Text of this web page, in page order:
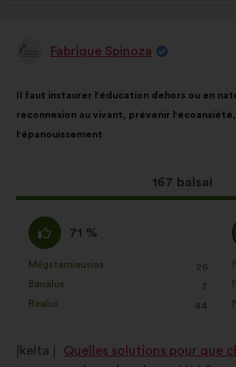
Pasiūlymas:Fabrique Spinoza
turinys:
Il faut instaurer l'éducation dehors ou en
reconnexion au vivant, prévenir
l'épanouissement
Dėl
šio
167 balsai
pasiskirstė
taip:
Pritariu
:
71 %
Mėgstamiausias
: 26
kartų
Banalus
: 7
kartų
Realus
: 44
kartų
:
:
:
:
Įkelta į
Quelles solutions pour que